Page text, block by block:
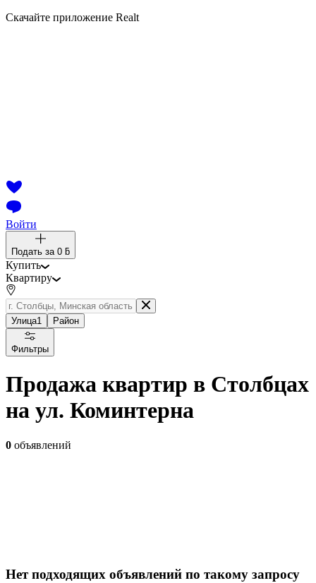
Скачайте приложение Realt
Войти
Подать за 0 ƃ
Купить
Квартиру
Улица1 Район
Фильтры
Продажа квартир в Столбцах
на ул. Коминтерна
0 объявлений
Нет подходящих объявлений по такому запросу